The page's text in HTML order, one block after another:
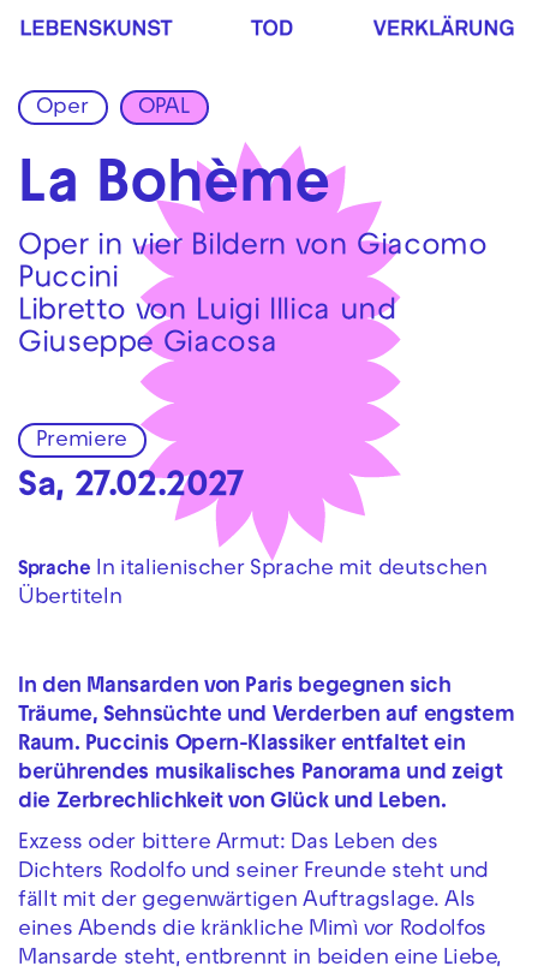
Zur Hauptnavigation springen
Oper
OPAL
La Bohème
Oper in vier Bildern von Giacomo
Puccini
Libretto von Luigi Illica und
Giuseppe Giacosa
Premiere
Sa, 27.02.2027
Sprache In italienischer Sprache mit deutschen
Übertiteln
In den Mansarden von Paris begegnen sich
Träume, Sehnsüchte und Verderben auf engstem
Raum. Puccinis Opern-Klassiker entfaltet ein
berührendes musikalisches Panorama und zeigt
die Zerbrechlichkeit von Glück und Leben.
Exzess oder bittere Armut: Das Leben des
Dichters Rodolfo und seiner Freunde steht und
fällt mit der gegenwärtigen Auftragslage. Als
eines Abends die kränkliche Mimì vor Rodolfos
Mansarde steht, entbrennt in beiden eine Liebe,